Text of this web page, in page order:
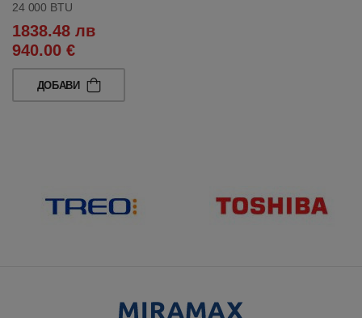
24 000 BTU
1838.48 лв
940.00 €
ДОБАВИ